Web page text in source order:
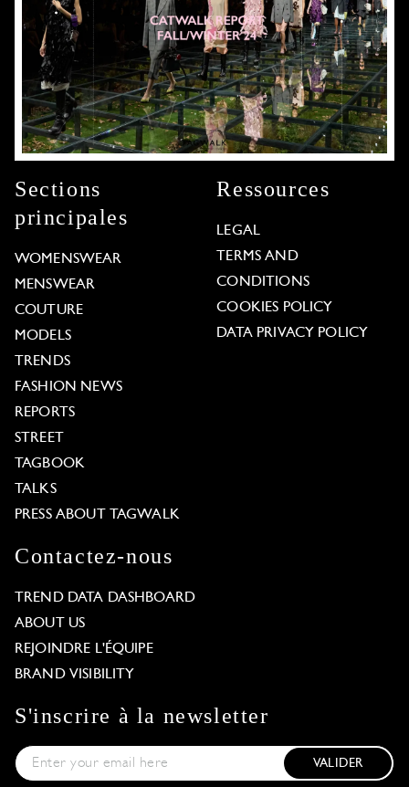
Sections
principales
WOMENSWEAR
MENSWEAR
COUTURE
MODELS
TRENDS
FASHION NEWS
REPORTS
STREET
TAGBOOK
TALKS
PRESS ABOUT TAGWALK
Ressources
LEGAL
TERMS AND
CONDITIONS
COOKIES POLICY
DATA PRIVACY POLICY
Contactez-nous
TREND DATA DASHBOARD
ABOUT US
REJOINDRE L'ÉQUIPE
BRAND VISIBILITY
S'inscrire à la newsletter
VALIDER